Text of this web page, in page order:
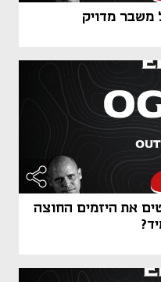
משבר מדויק
את היזמים החוצה